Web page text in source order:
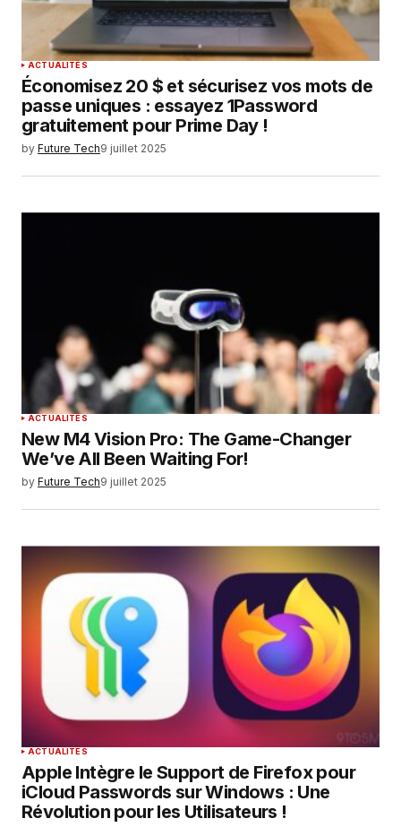
SUBMIT COMMENT
ACTUALITÉS
Économisez 20 $ et sécurisez vos mots de
passe uniques : essayez 1Password
gratuitement pour Prime Day !
by Future Tech9 juillet 2025
ACTUALITÉS
New M4 Vision Pro: The Game-Changer
We’ve All Been Waiting For!
by Future Tech9 juillet 2025
ACTUALITÉS
Apple Intègre le Support de Firefox pour
iCloud Passwords sur Windows : Une
Révolution pour les Utilisateurs !